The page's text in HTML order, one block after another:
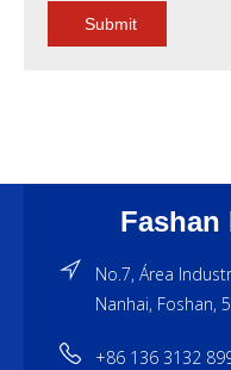
Submit
Fashan
No.7, Área
Nanhai, Foshan,
+86 136 3132